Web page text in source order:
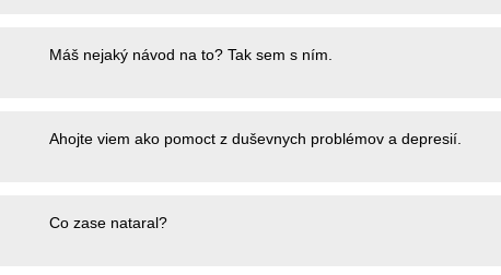
Máš nejaký návod na to? Tak sem s ním.
Ahojte viem ako pomoct z duševnych problémov a depresií.
Co zase nataral?